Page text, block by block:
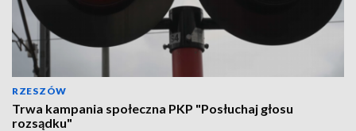
RZESZÓW
Trwa kampania społeczna PKP "Posłuchaj głosu
rozsądku"